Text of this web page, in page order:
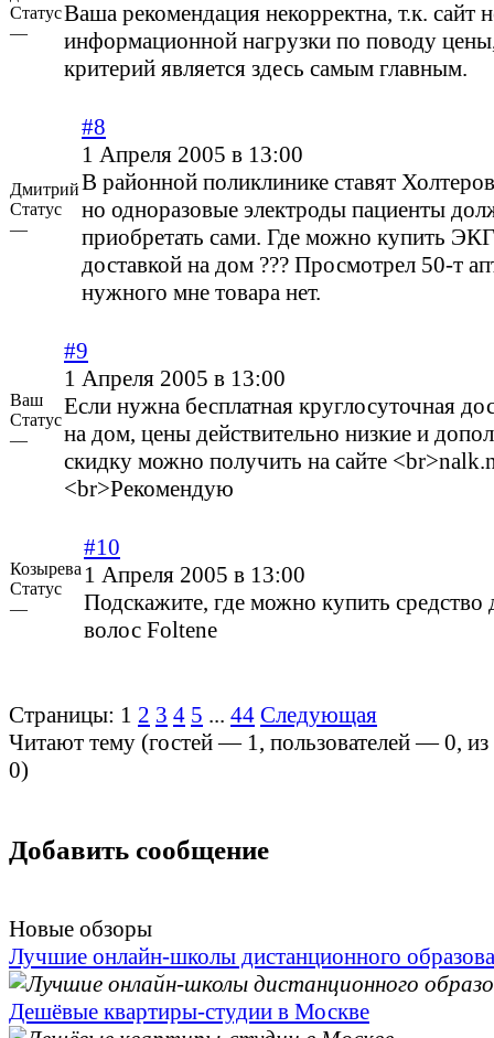
Статус
—
Ваша рекомендация некорректна, т.к. сайт
информационной нагрузки по поводу
критерий является здесь самым главным.
Дмитрий
Статус
—
#8
1 Апреля 2005 в 13:00
В районной поликлинике ставят
но одноразовые электроды пациенты
приобретать сами. Где можно купить
доставкой на дом ??? Просмотрел 50-т
нужного мне товара нет.
Ваш
Статус
—
#9
1 Апреля 2005 в 13:00
Если нужна бесплатная круглосуточная
на дом, цены действительно низкие и
скидку можно получить на сайте
<br>Рекомендую
Козырева
Статус
—
#10
1 Апреля 2005 в 13:00
Подскажите, где можно купить средство
волос Foltene
Страницы: 1 2 3 4 5 ... 44 Следующая
Читают тему (гостей — 1, пользователей —0,
0)
Добавить сообщение
Новые обзоры
Лучшие онлайн-школы дистанционного
Дешёвые квартиры-студии в Москве